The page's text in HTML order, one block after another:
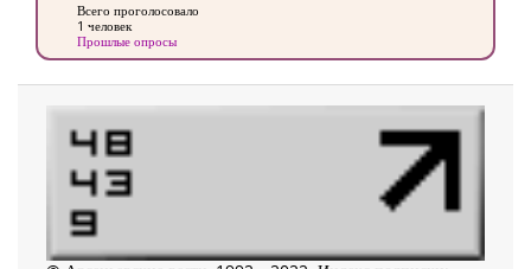
Всего проголосовало
1 человек
Прошлые опросы